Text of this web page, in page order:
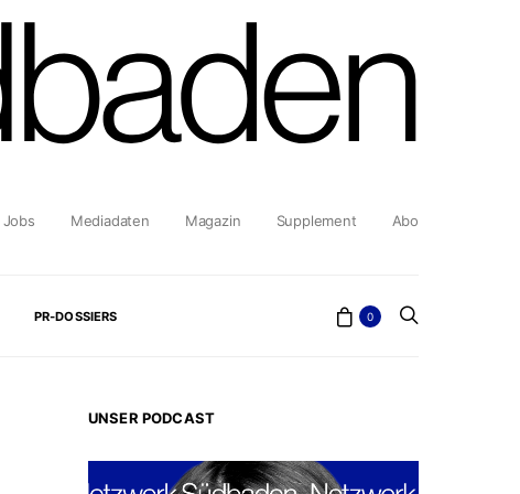
Jobs Mediadaten Magazin Supplement Abo
PR-DOSSIERS 0
UNSER PODCAST